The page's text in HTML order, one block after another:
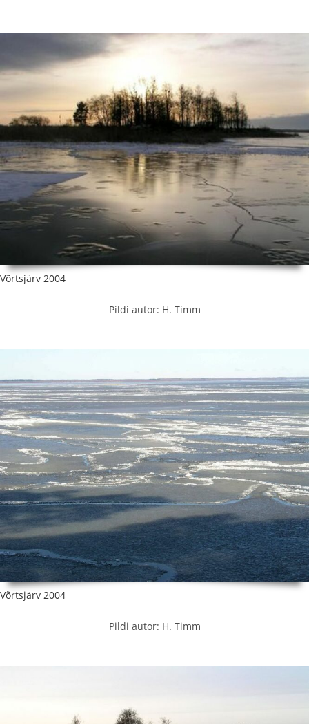
Võrtsjärv 2004
Pildi autor: H. Timm
Võrtsjärv 2004
Pildi autor: H. Timm